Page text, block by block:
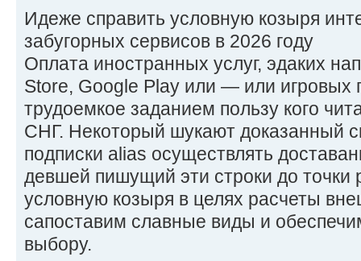
Идеже справить условную козыря
забугорных сервисов в 2026 году
Оплата иностранных услуг, эдаких
Store, Google Play или — или
трудоемкое заданием пользу кого
СНГ. Некоторый шукают доказанный
подписки alias осуществлять
девшей пишущий эти строки до
условную козыря в целях расчеты
сапоставим славные виды и
выбору.